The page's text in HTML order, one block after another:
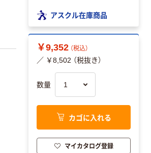
アスクル在庫商品
￥9,352 （税込）
／ ￥8,502 （税抜き）
数量
カゴに入れる
マイカタログ登録